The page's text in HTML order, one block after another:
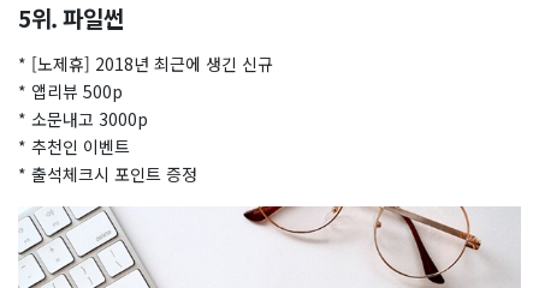
5위. 파일썬
* [노제휴] 2018년 최근에 생긴 신규
* 앱리뷰 500p
* 소문내고 3000p
* 추천인 이벤트
* 출석체크시 포인트 증정